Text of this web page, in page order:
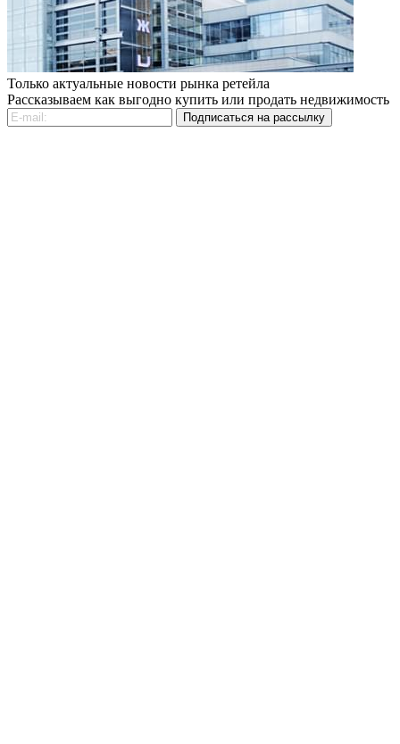
Только актуальные новости рынка ретейла
Рассказываем как выгодно купить или продать недвижимость